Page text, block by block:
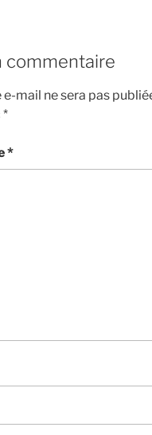
commentaire
mail ne sera pas
*
*